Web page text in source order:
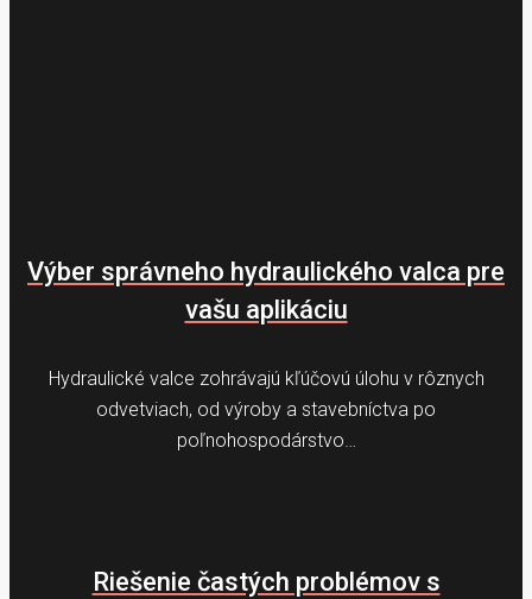
Výber správneho hydraulického valca pre
vašu aplikáciu
Hydraulické valce zohrávajú kľúčovú úlohu v rôznych
odvetviach, od výroby a stavebníctva po
poľnohospodárstvo…
Riešenie častých problémov s